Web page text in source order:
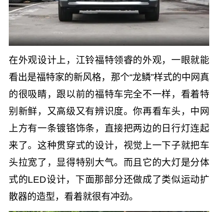
在外观设计上，江铃福特领睿的外观，一眼就能
看出是福特家的新风格，那个“龙鳞”样式的中网真
的很吸睛，跟以前的福特车完全不一样，看着特
别新鲜，又高级又有辨识度。你再看车头，中网
上方有一条镀铬饰条，直接把两边的日行灯连起
来了。这种贯穿式的设计，视觉上一下子就把车
头拉宽了，显得特别大气。而且它的大灯是分体
式的LED设计，下面那部分还做成了类似运动扩
散器的造型，看着就很有冲劲。